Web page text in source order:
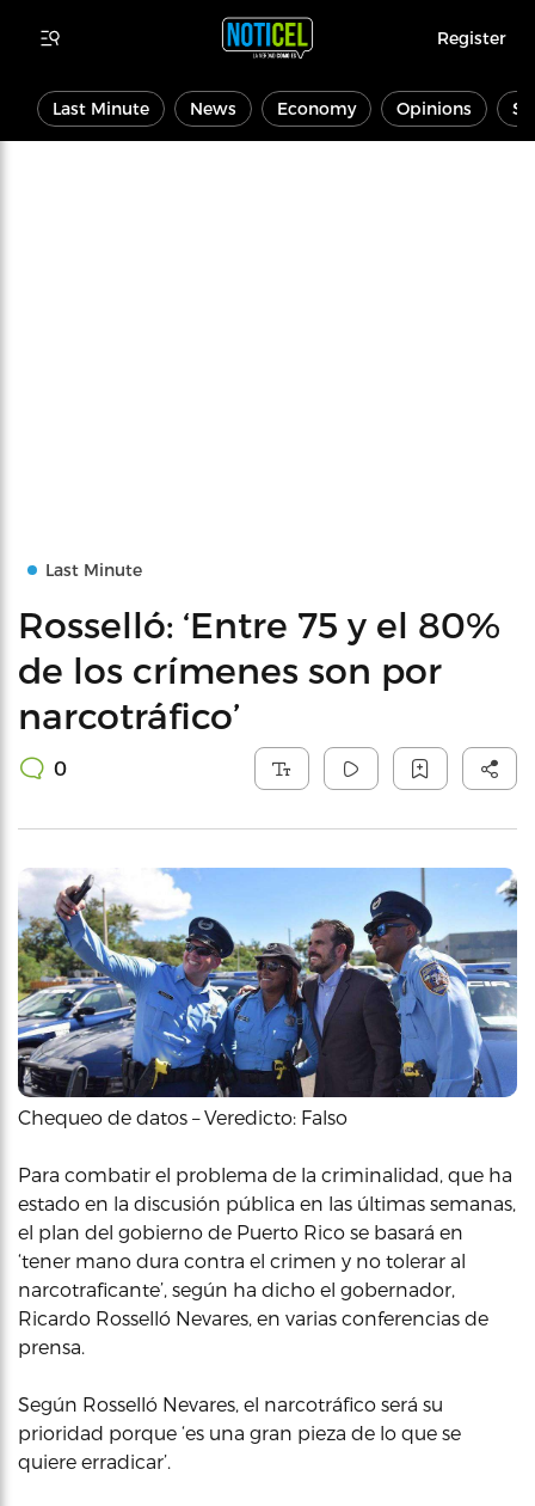
Register
Last Minute News Economy Opinions
Last Minute
Rosselló: ‘Entre 75 y el 80%
de los crímenes son por
narcotráfico’
0
Chequeo de datos – Veredicto: Falso
Para combatir el problema de la criminalidad, que ha
estado en la discusión pública en las últimas semanas,
el plan del gobierno de Puerto Rico se basará en
‘tener mano dura contra el crimen y no tolerar al
narcotraficante’, según ha dicho el gobernador,
Ricardo Rosselló Nevares, en varias conferencias de
prensa.
Según Rosselló Nevares, el narcotráfico será su
prioridad porque ‘es una gran pieza de lo que se
quiere erradicar’.